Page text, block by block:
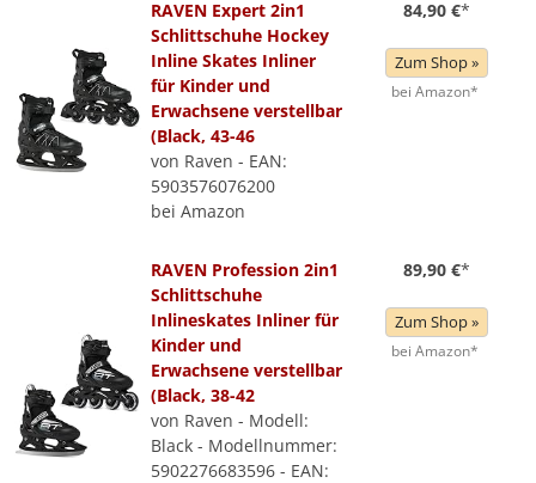
RAVEN Expert 2in1
Schlittschuhe Hockey
Inline Skates Inliner
für Kinder und
Erwachsene verstellbar
(Black, 43-46
von Raven - EAN:
5903576076200
bei Amazon
84,90 €*
Zum Shop »
bei Amazon*
RAVEN Profession 2in1
Schlittschuhe
Inlineskates Inliner für
Kinder und
Erwachsene verstellbar
(Black, 38-42
von Raven - Modell:
Black - Modellnummer:
5902276683596 - EAN:
89,90 €*
Zum Shop »
bei Amazon*